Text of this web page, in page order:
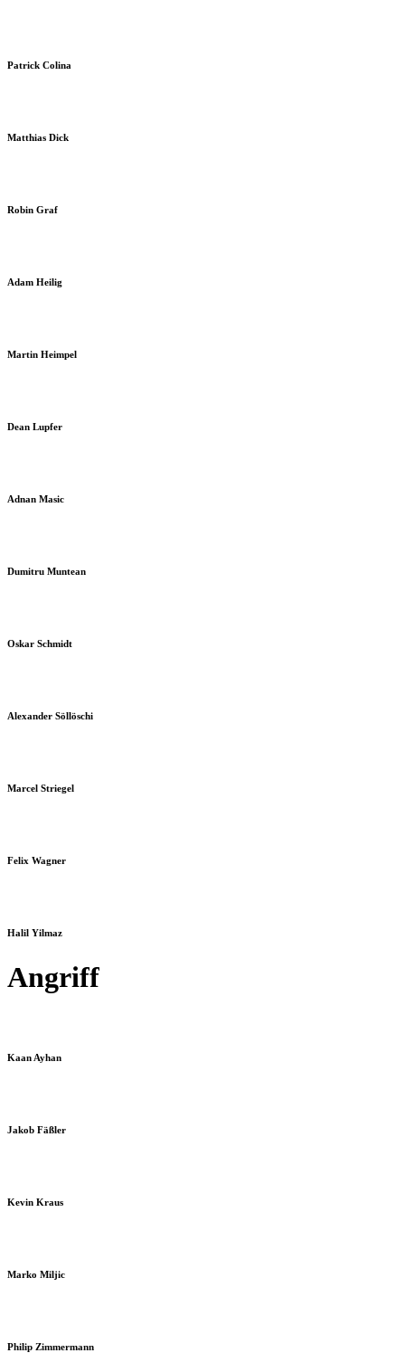
Patrick Colina
Matthias Dick
Robin Graf
Adam Heilig
Martin Heimpel
Dean Lupfer
Adnan Masic
Dumitru Muntean
Oskar Schmidt
Alexander Söllöschi
Marcel Striegel
Felix Wagner
Halil Yilmaz
Angriff
Kaan Ayhan
Jakob Fäßler
Kevin Kraus
Marko Miljic
Philip Zimmermann